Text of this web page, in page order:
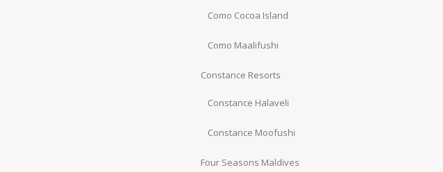
Como Cocoa Island
Como Maalifushi
Constance Resorts
Constance Halaveli
Constance Moofushi
Four Seasons Maldives